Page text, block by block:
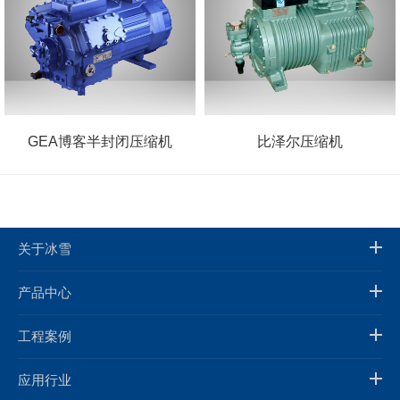
GEA博客半封闭压缩机 比泽尔压缩机
关于冰雪
产品中心
工程案例
应用行业